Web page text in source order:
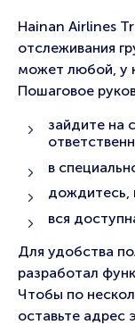
Hainan Airlines
отслеживания
может любой, у
Пошаговое
зайдите на
в
дождитесь,
вся
Для удобства
разработал
Чтобы по
оставьте адрес